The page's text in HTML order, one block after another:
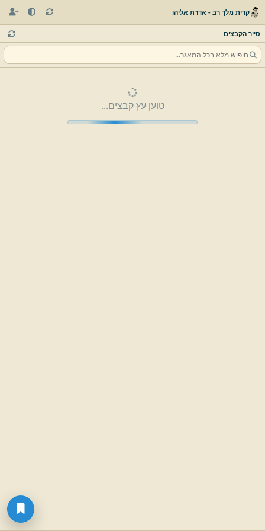
קרית מלך רב - אדרת אליהו
סייר הקבצים
טוען עץ קבצים...